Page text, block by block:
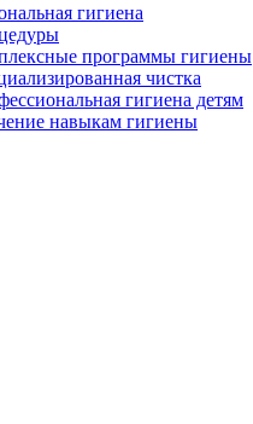
гигиена
программы гигиены
чистка
гигиена детям
навыкам гигиены